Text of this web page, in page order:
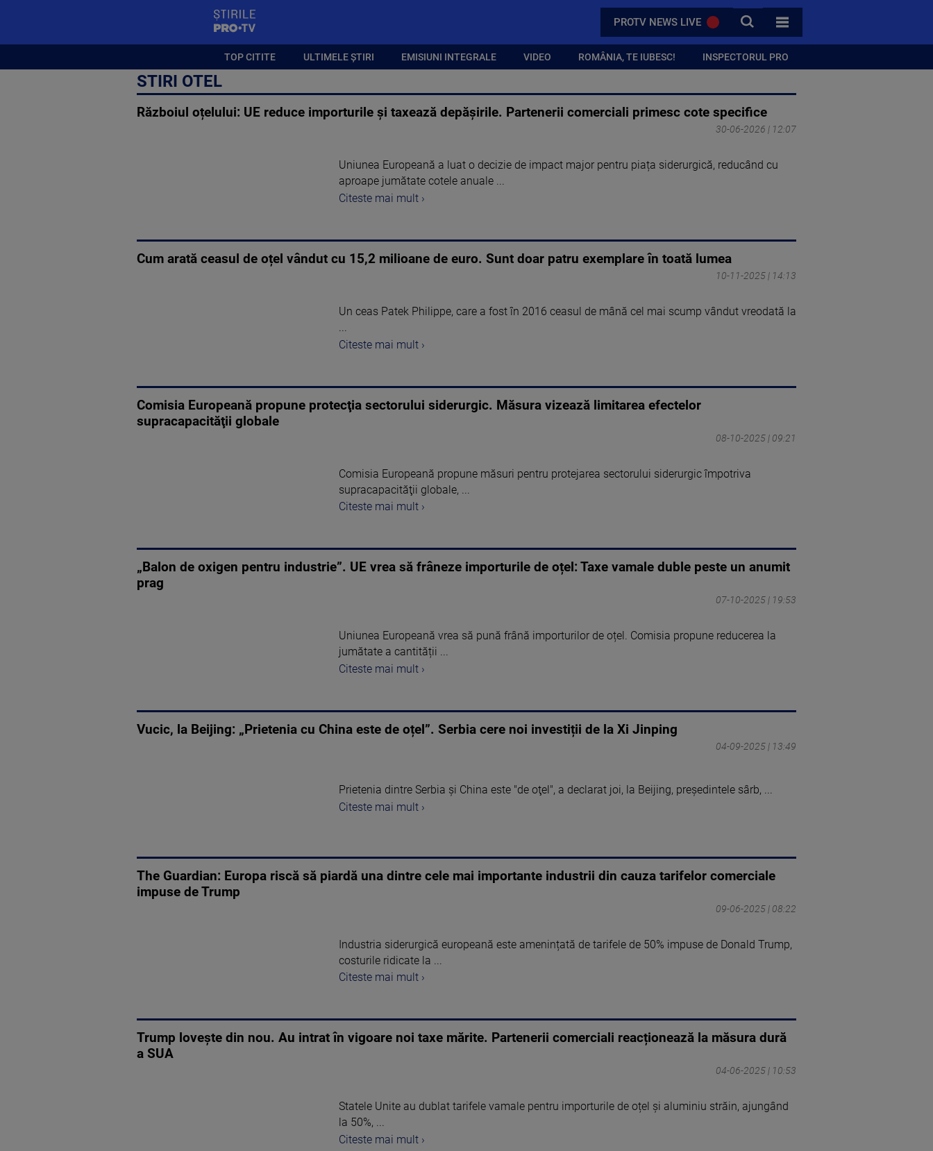
PROTV NEWS LIVE CAUTA
TOATE CATEGORIILE
TOP CITITE ULTIMELE ȘTIRI EMISIUNI INTEGRALE VIDEO ROMÂNIA, TE IUBESC! INSPECTORUL PRO
STIRI OTEL
Războiul oțelului: UE reduce importurile și taxează depășirile. Partenerii comerciali primesc cote specifice
30-06-2026 | 12:07
Uniunea Europeană a luat o decizie de impact major pentru piața siderurgică, reducând cu
aproape jumătate cotele anuale ...
Citeste mai mult ›
Cum arată ceasul de oțel vândut cu 15,2 milioane de euro. Sunt doar patru exemplare în toată lumea
10-11-2025 | 14:13
Un ceas Patek Philippe, care a fost în 2016 ceasul de mână cel mai scump vândut vreodată la
...
Citeste mai mult ›
Comisia Europeană propune protecţia sectorului siderurgic. Măsura vizează limitarea efectelor
supracapacităţii globale
08-10-2025 | 09:21
Comisia Europeană propune măsuri pentru protejarea sectorului siderurgic împotriva
supracapacităţii globale, ...
Citeste mai mult ›
„Balon de oxigen pentru industrie”. UE vrea să frâneze importurile de oțel: Taxe vamale duble peste un anumit
prag
07-10-2025 | 19:53
Uniunea Europeană vrea să pună frână importurilor de oțel. Comisia propune reducerea la
jumătate a cantității ...
Citeste mai mult ›
Vucic, la Beijing: „Prietenia cu China este de oțel”. Serbia cere noi investiții de la Xi Jinping
04-09-2025 | 13:49
Prietenia dintre Serbia şi China este "de oţel", a declarat joi, la Beijing, preşedintele sârb, ...
Citeste mai mult ›
The Guardian: Europa riscă să piardă una dintre cele mai importante industrii din cauza tarifelor comerciale
impuse de Trump
09-06-2025 | 08:22
Industria siderurgică europeană este amenințată de tarifele de 50% impuse de Donald Trump,
costurile ridicate la ...
Citeste mai mult ›
Trump lovește din nou. Au intrat în vigoare noi taxe mărite. Partenerii comerciali reacționează la măsura dură
a SUA
04-06-2025 | 10:53
Statele Unite au dublat tarifele vamale pentru importurile de oțel și aluminiu străin, ajungând
la 50%, ...
Citeste mai mult ›